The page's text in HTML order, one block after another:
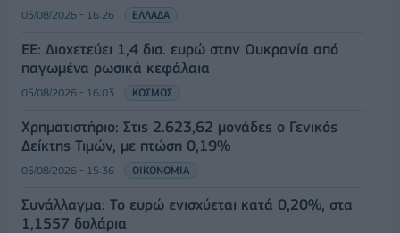
05/08/2026 - 16:26 ΕΛΛΑΔΑ
ΕΕ: Διοχετεύει 1,4 δισ. ευρώ στην Ουκρανία από
παγωμένα ρωσικά κεφάλαια
05/08/2026 - 16:03 ΚΟΣΜΟΣ
Χρηματιστήριο: Στις 2.623,62 μονάδες ο Γενικός
Δείκτης Τιμών, με πτώση 0,19%
05/08/2026 - 15:36 ΟΙΚΟΝΟΜΙΑ
Συνάλλαγμα: Το ευρώ ενισχύεται κατά 0,20%, στα
1,1557 δολάρια